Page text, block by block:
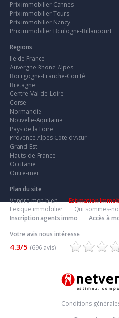
Prix immobilier Cannes
Prix immobilier Tours
Prix immobilier Nancy
Prix immobilier Boulogne-Billancourt
Régions
Ile de France
Auvergne-Rhone-Alpes
Bourgogne-Franche-Comté
Bretagne
Centre-Val-de-Loire
Corse
Normandie
Nouvelle-Aquitaine
Pays de la Loire
Provence Alpes Côte d'Azur
Grand-Est
Hauts-de-France
Occitanie
Outre-mer
Plan du site
Vendre mon bien
Estimation
Lexique immobilier
Qui sommes-
Inscription agents immo
Accès à
Votre avis nous intéresse
4.3/5 (696 avis)
Conditions